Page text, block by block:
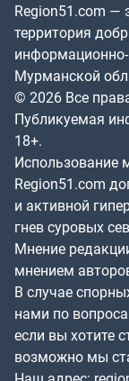
Region51.com —
территория
информационно-
Мурманской
© 2026 Все
Публикуемая
18+.
Использование
Region51.com
и активной
гнев суровых
Мнение
мнением
В случае
нами по
если вы хотите
возможно мы